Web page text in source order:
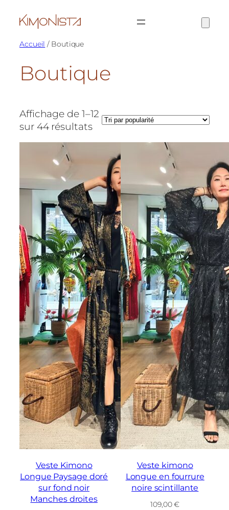
Accueil / Boutique
Boutique
Affichage de 1–12
sur 44 résultatsTrié
popularité
Veste Kimono
Longue Paysage doré
sur fond noir
Manches droites
Veste kimono
Longue en fourrure
noire scintillante
109,00€